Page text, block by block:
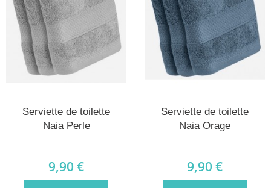
Serviette de toilette
Naia Perle
9,90 €
Serviette de toilette
Naia Orage
9,90 €